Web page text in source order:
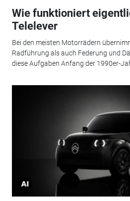
Wie funktioniert
Telelever
Bei den meisten Motorrädern
Radführung als auch Federung und
diese Aufgaben Anfang der 1990er-